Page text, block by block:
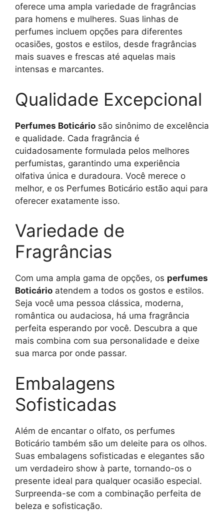
oferece uma ampla variedade de fragrâncias
para homens e mulheres. Suas linhas de
perfumes incluem opções para diferentes
ocasiões, gostos e estilos, desde fragrâncias
mais suaves e frescas até aquelas mais
intensas e marcantes.
Qualidade Excepcional
Perfumes Boticário são sinônimo de excelência
e qualidade. Cada fragrância é
cuidadosamente formulada pelos melhores
perfumistas, garantindo uma experiência
olfativa única e duradoura. Você merece o
melhor, e os Perfumes Boticário estão aqui para
oferecer exatamente isso.
Variedade de
Fragrâncias
Com uma ampla gama de opções, os perfumes
Boticário atendem a todos os gostos e estilos.
Seja você uma pessoa clássica, moderna,
romântica ou audaciosa, há uma fragrância
perfeita esperando por você. Descubra a que
mais combina com sua personalidade e deixe
sua marca por onde passar.
Embalagens
Sofisticadas
Além de encantar o olfato, os perfumes
Boticário também são um deleite para os olhos.
Suas embalagens sofisticadas e elegantes são
um verdadeiro show à parte, tornando-os o
presente ideal para qualquer ocasião especial.
Surpreenda-se com a combinação perfeita de
beleza e sofisticação.